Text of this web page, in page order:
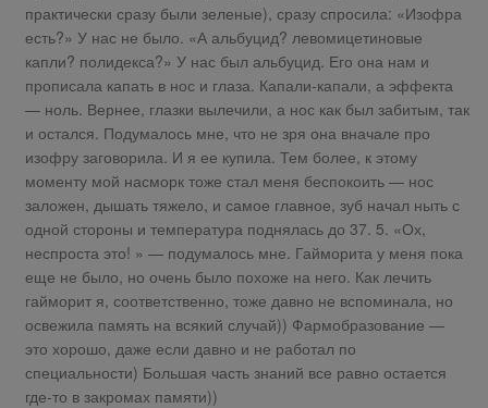
практически сразу были зеленые), сразу спросила: «Изофра
есть?» У нас не было. «А альбуцид? левомицетиновые
капли? полидекса?» У нас был альбуцид. Его она нам и
прописала капать в нос и глаза. Капали-капали, а эффекта
— ноль. Вернее, глазки вылечили, а нос как был забитым, так
и остался. Подумалось мне, что не зря она вначале про
изофру заговорила. И я ее купила. Тем более, к этому
моменту мой насморк тоже стал меня беспокоить — нос
заложен, дышать тяжело, и самое главное, зуб начал ныть с
одной стороны и температура поднялась до 37. 5. «Ох,
неспроста это! » — подумалось мне. Гайморита у меня пока
еще не было, но очень было похоже на него. Как лечить
гайморит я, соответственно, тоже давно не вспоминала, но
освежила память на всякий случай)) Фармобразование —
это хорошо, даже если давно и не работал по
специальности) Большая часть знаний все равно остается
где-то в закромах памяти))